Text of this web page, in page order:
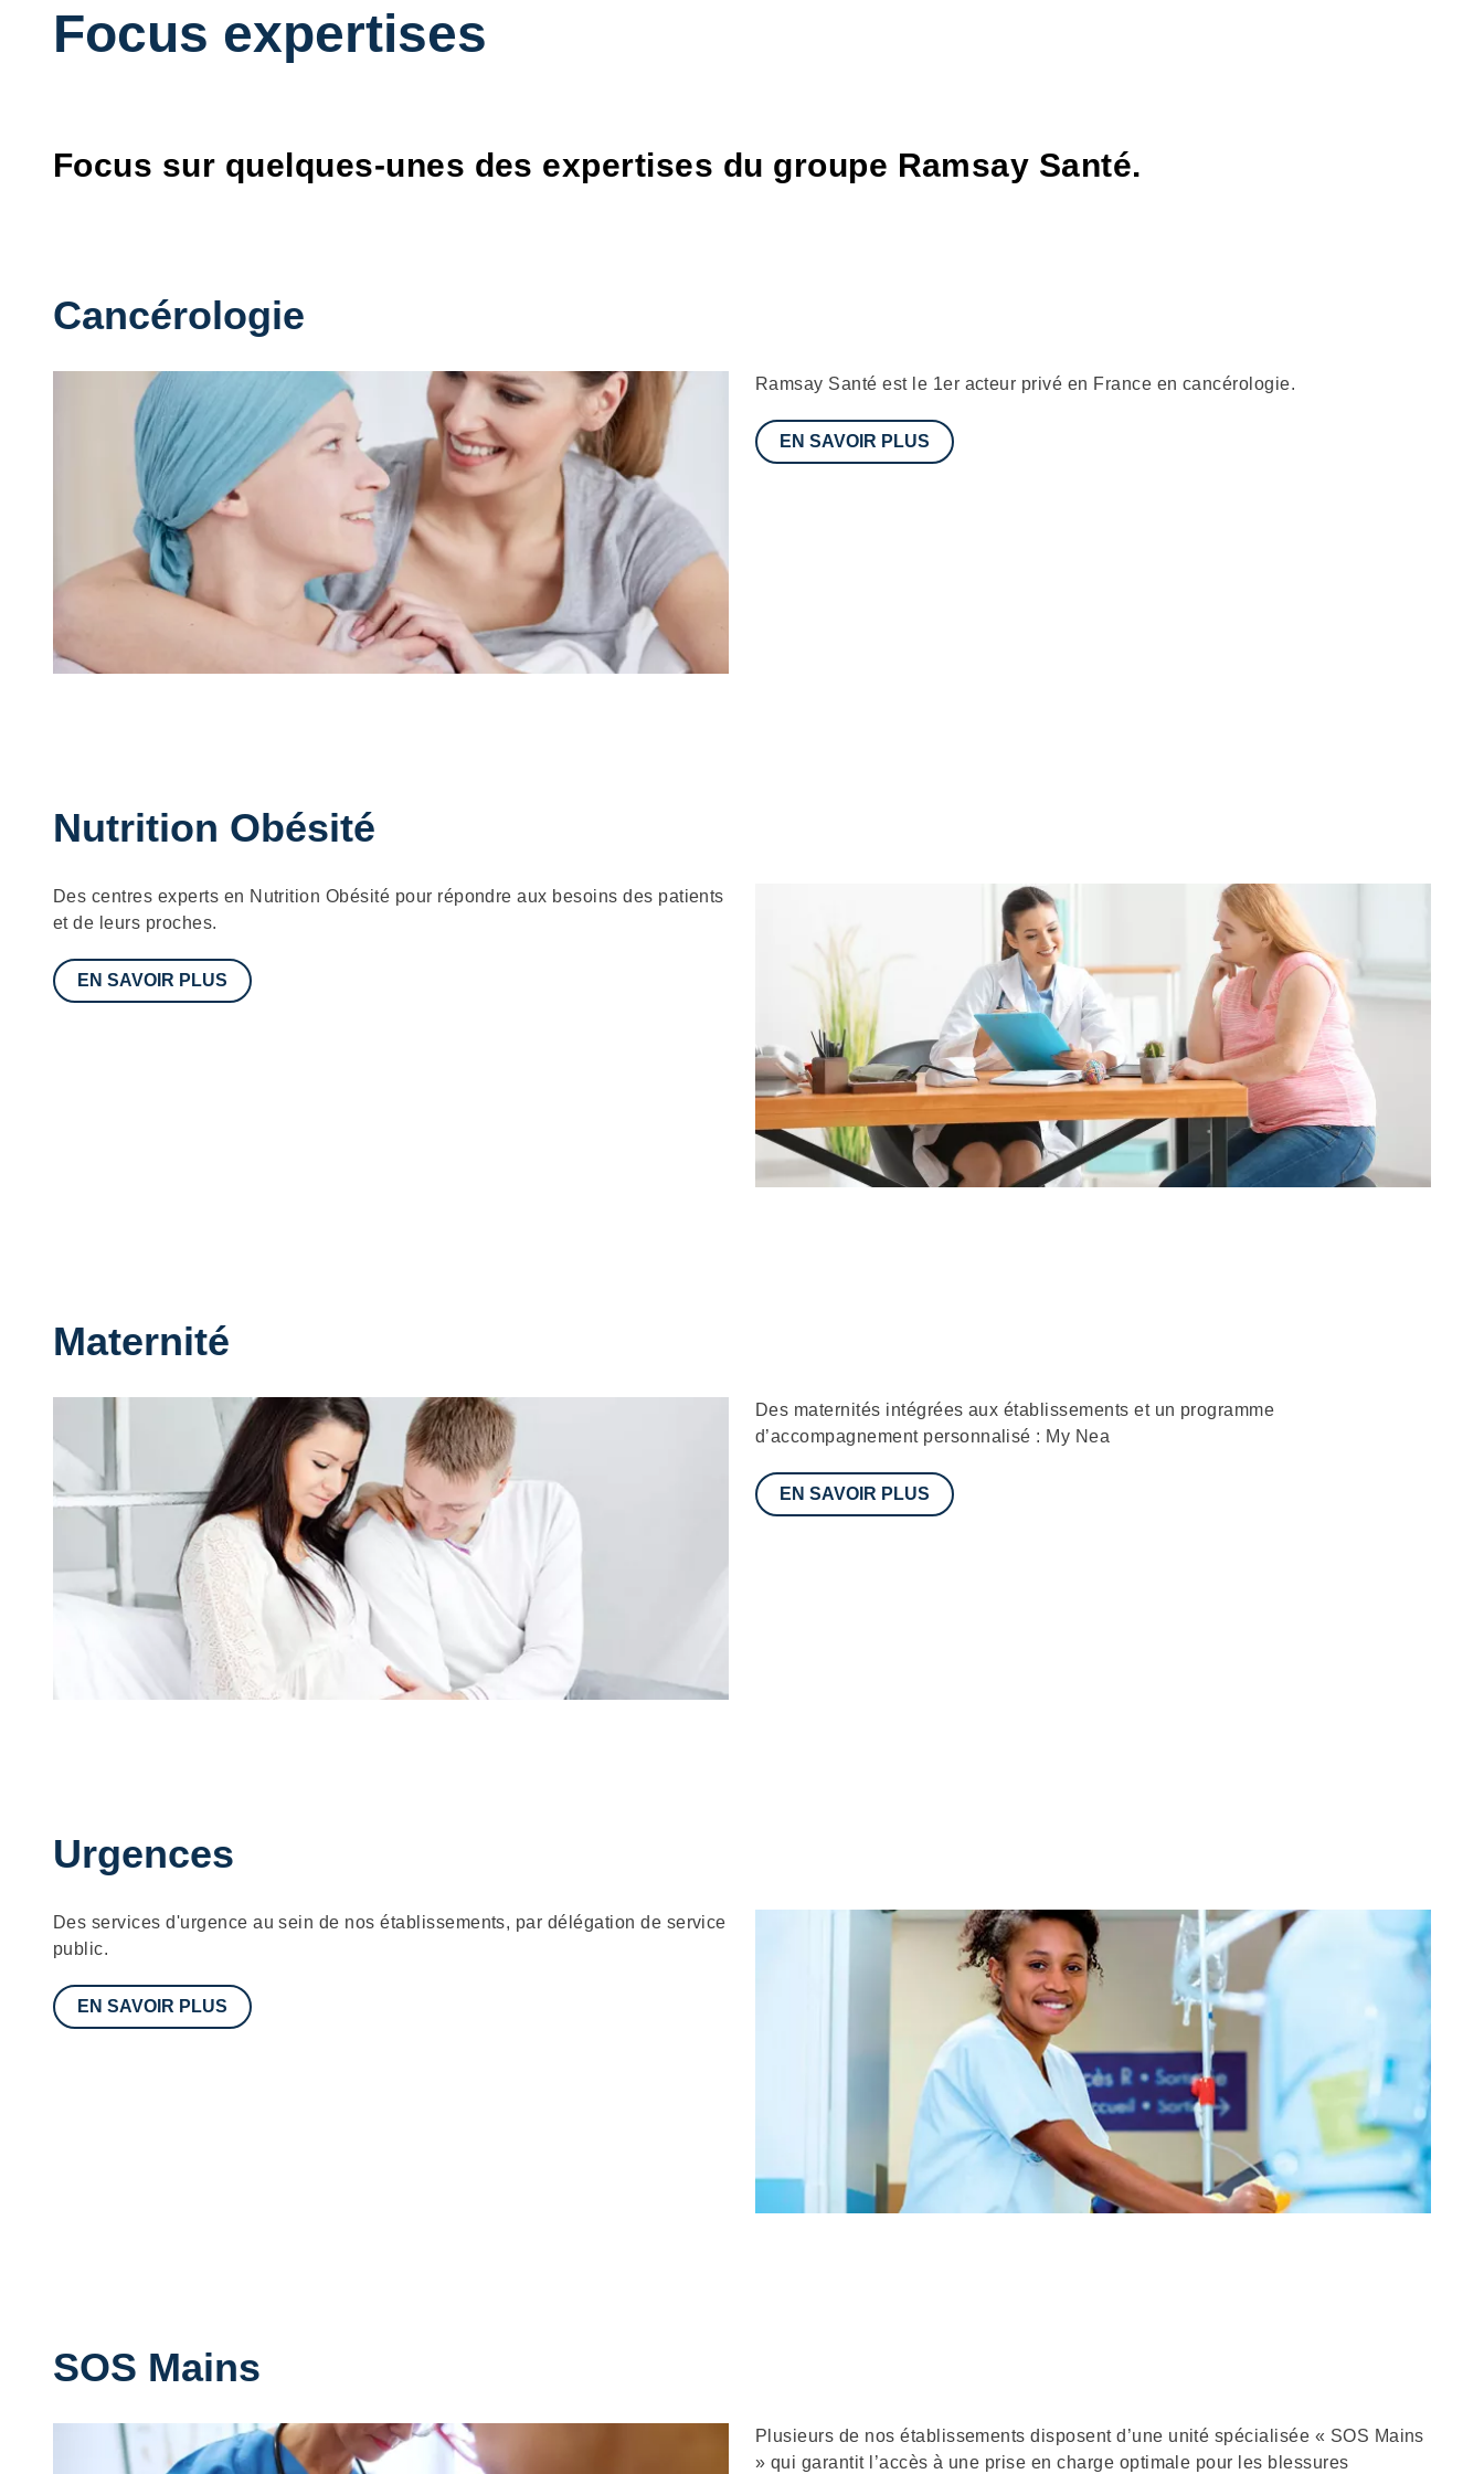
Focus expertises
Focus sur quelques-unes des expertises du groupe Ramsay Santé.
Cancérologie
Description
Ramsay Santé est le 1er acteur privé en France en cancérologie.
EN SAVOIR PLUS
Nutrition Obésité
Description
Des centres experts en Nutrition Obésité pour répondre aux besoins des patients
et de leurs proches.
EN SAVOIR PLUS
Maternité
Description
Des maternités intégrées aux établissements et un programme
d’accompagnement personnalisé : My Nea
EN SAVOIR PLUS
Urgences
Description
Des services d'urgence au sein de nos établissements, par délégation de service
public.
EN SAVOIR PLUS
SOS Mains
Description
Plusieurs de nos établissements disposent d’une unité spécialisée « SOS Mains
» qui garantit l’accès à une prise en charge optimale pour les blessures